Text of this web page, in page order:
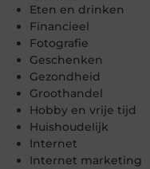
Eten en drinken
Financieel
Fotografie
Geschenken
Gezondheid
Groothandel
Hobby en vrije tijd
Huishoudelijk
Internet
Internet marketing